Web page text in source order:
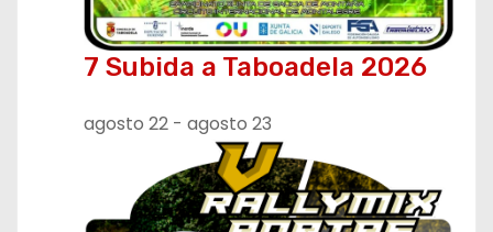
7 Subida a Taboadela 2026
agosto 22 - agosto 23